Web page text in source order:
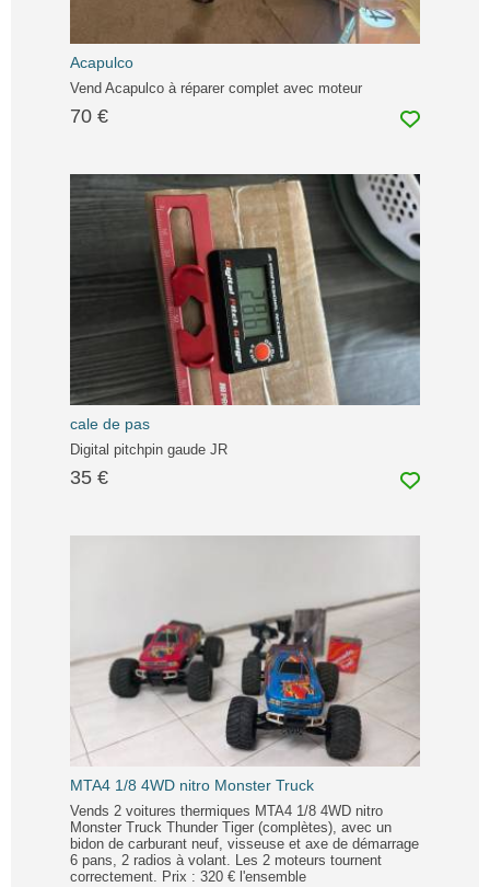
Acapulco
Vend Acapulco à réparer complet avec moteur
70 €
cale de pas
Digital pitchpin gaude JR
35 €
MTA4 1/8 4WD nitro Monster Truck
Vends 2 voitures thermiques MTA4 1/8 4WD nitro
Monster Truck Thunder Tiger (complètes), avec un
bidon de carburant neuf, visseuse et axe de démarrage
6 pans, 2 radios à volant. Les 2 moteurs tournent
correctement. Prix : 320 € l'ensemble